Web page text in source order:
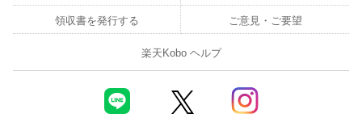
領収書を発行する ご意見・ご要望
楽天Kobo ヘルプ